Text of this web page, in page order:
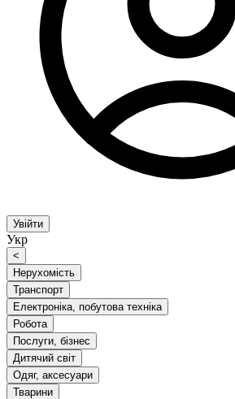
Увійти
Укр
<
Нерухомість
Транспорт
Електроніка, побутова техніка
Робота
Послуги, бізнес
Дитячий світ
Одяг, аксесуари
Тварини